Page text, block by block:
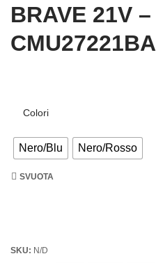
BRAVE 21V –
CMU27221BA
Colori
Nero/Blu Nero/Rosso
SVUOTA
SKU: N/D